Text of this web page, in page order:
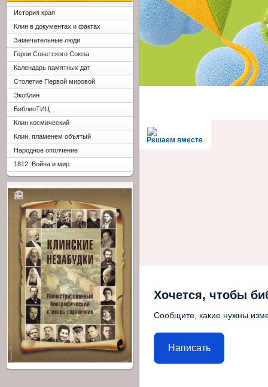
Решаем вместе
Хочется, чтобы
Сообщите, какие нужны
Написать
История края
Клин в документах и фактах
Замечательные люди
Герои Советского Союза
Календарь памятных дат
Столетие Первой мировой
ЭкоКлин
БиблиоТИЦ
Клин космический
Клин, пламенем объятый
Народное ополчение
1812. Война и мир